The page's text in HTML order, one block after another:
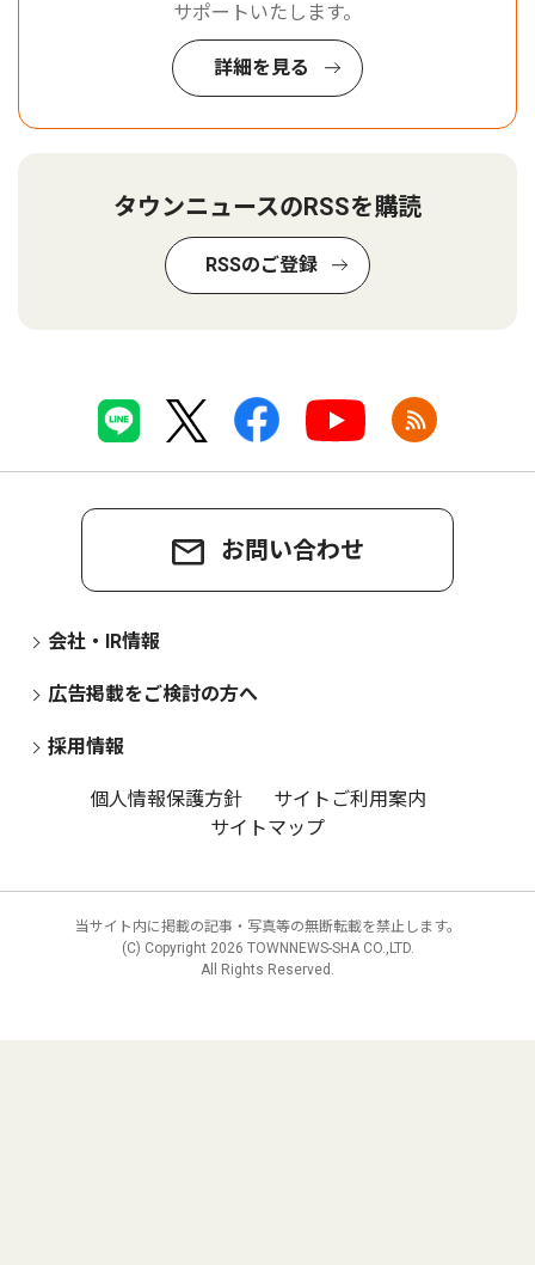
サポートいたします。
詳細を見る
タウンニュースのRSSを購読
RSSのご登録
お問い合わせ
会社・IR情報
広告掲載をご検討の方へ
採用情報
個人情報保護方針
サイトご利用案内
サイトマップ
当サイト内に掲載の記事・写真等の無断転載を禁止します。
(C) Copyright 2026 TOWNNEWS-SHA CO.,LTD.
All Rights Reserved.